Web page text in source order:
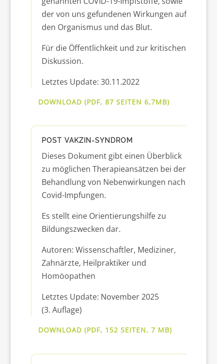
der von uns gefundenen Wirkungen auf
den Organismus und das Blut.
Für die Öffentlichkeit und zur kritischen
Diskussion.
Letztes Update: 30.11.2022
DOWNLOAD (PDF, 87 SEITEN 6,7MB)
POST VAKZIN-SYNDROM
Dieses Dokument gibt einen Überblick
zu möglichen Therapieansätzen bei der
Behandlung von Nebenwirkungen nach
Covid-Impfungen.
Es stellt eine Orientierungshilfe zu
Bildungszwecken dar.
Autoren: Wissenschaftler, Mediziner,
Zahnärzte, Heilpraktiker und
Homöopathen
Letztes Update: November 2025
(3. Auflage)
DOWNLOAD (PDF, 152 SEITEN, 7 MB)